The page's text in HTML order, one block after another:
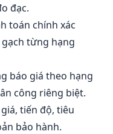
đạc.
toán chính xác
từng hạng
báo giá theo hạng
công riêng biệt.
tiến độ, tiêu
bảo hành.